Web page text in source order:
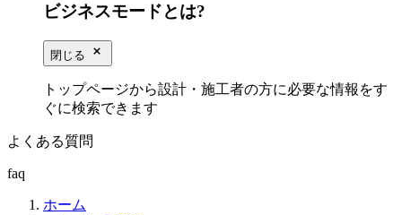
ビジネスモードとは?
閉じる close_small
トップページから設計・施工者の方に必要な情報をす
ぐに検索できます
よくある質問
faq
ホーム